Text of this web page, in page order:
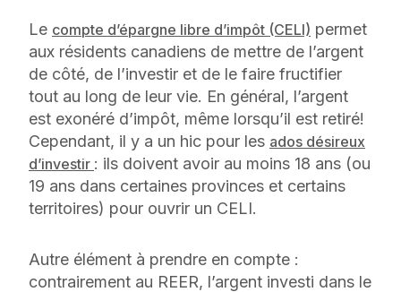
Le compte d’épargne libre d’impôt (CELI) permet
aux résidents canadiens de mettre de l’argent
de côté, de l’investir et de le faire fructifier
tout au long de leur vie. En général, l’argent
est exonéré d’impôt, même lorsqu’il est retiré!
Cependant, il y a un hic pour les ados désireux
d’investir : ils doivent avoir au moins 18 ans (ou
19 ans dans certaines provinces et certains
territoires) pour ouvrir un CELI.
Autre élément à prendre en compte :
contrairement au REER, l’argent investi dans le